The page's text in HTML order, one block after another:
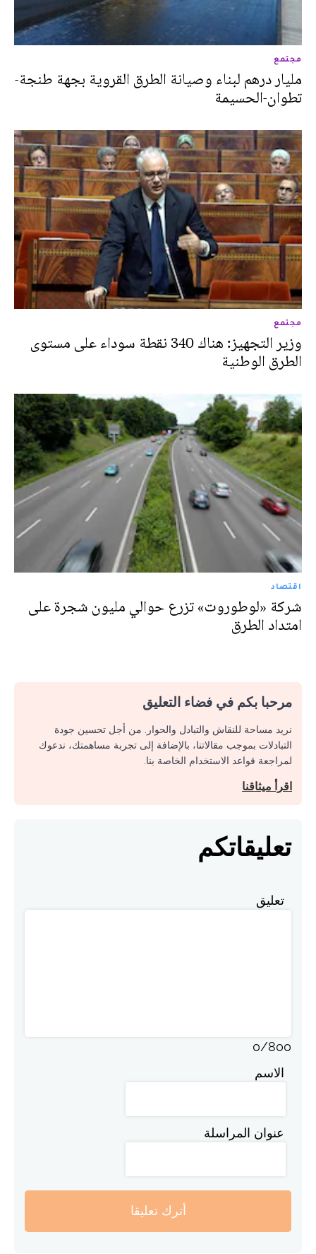
مجتمع
مليار درهم لبناء وصيانة الطرق القروية بجهة طنجة-
تطوان-الحسيمة
مجتمع
وزير التجهيز: هناك 340 نقطة سوداء على مستوى
الطرق الوطنية
اقتصاد
شركة «لوطوروت» تزرع حوالي مليون شجرة على
امتداد الطرق
مرحبا بكم في فضاء التعليق
نريد مساحة للنقاش والتبادل والحوار. من أجل تحسين جودة
التبادلات بموجب مقالاتنا، بالإضافة إلى تجربة مساهمتك، ندعوك
لمراجعة قواعد الاستخدام الخاصة بنا.
اقرأ ميثاقنا
تعليقاتكم
تعليق
0/800
الاسم
عنوان المراسلة
أترك تعليقا